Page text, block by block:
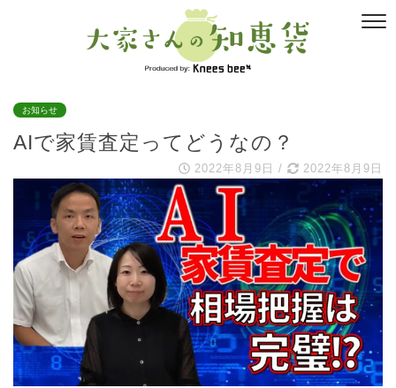
お知らせ
AIで家賃査定ってどうなの？
2022年8月9日 / 2022年8月9日